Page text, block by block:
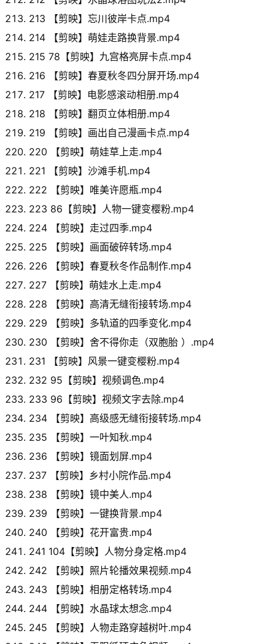
213 【剪映】忘川彼岸卡点.mp4
214 【剪映】萌娃走路换背景.mp4
215 78【剪映】九宫格亮屏卡点.mp4
216 【剪映】春夏秋冬四分屏开场.mp4
217 【剪映】电影感滚动相册.mp4
218 【剪映】翻页立体相册.mp4
219 【剪映】画出自己漫画卡点.mp4
220 【剪映】萌娃草上走.mp4
221 【剪映】沙滩手机.mp4
222 【剪映】唯美许愿瓶.mp4
223 86【剪映】人物一键变樱粉.mp4
224 【剪映】走过四季.mp4
225 【剪映】画面破碎转场.mp4
226 【剪映】春夏秋冬作品制作.mp4
227 【剪映】萌娃水上走.mp4
228 【剪映】高清无缝衔接转场.mp4
229 【剪映】多轨道的四季变化.mp4
230 【剪映】舍不得你走（双胞胎 ）.mp4
231 【剪映】风景一键变樱粉.mp4
232 95【剪映】视频调色.mp4
233 96【剪映】视频文字去除.mp4
234 【剪映】高级感无缝衔接转场.mp4
235 【剪映】一叶知秋.mp4
236 【剪映】镜面划屏.mp4
237 【剪映】乡村小院作品.mp4
238 【剪映】镜中美人.mp4
239 【剪映】一键换背景.mp4
240 【剪映】花开富贵.mp4
241 104【剪映】人物分身定格.mp4
242 【剪映】照片轮播效果视频.mp4
243 【剪映】相册定格转场.mp4
244 【剪映】水晶球太想念.mp4
245 【剪映】人物走路穿越树叶.mp4